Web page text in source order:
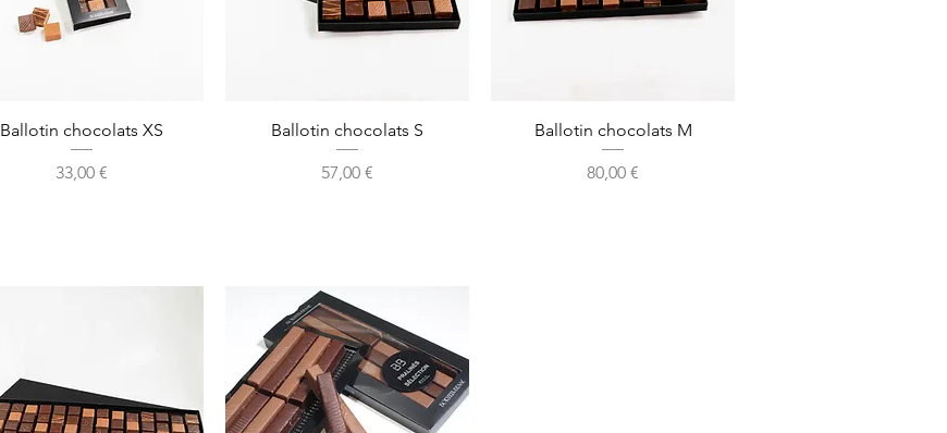
Aperçu rapide
Ballotin chocolats XS
Prix
33,00 €
Aperçu rapide
Ballotin chocolats S
Prix
57,00 €
Aperçu rapide
Ballotin chocolats M
Prix
80,00 €